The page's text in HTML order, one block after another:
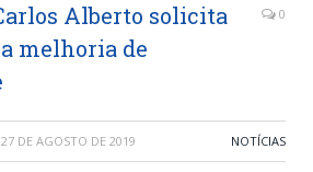
Alberto solicita
melhoria de
0
27 DE AGOSTO DE 2019 NOTÍCIAS